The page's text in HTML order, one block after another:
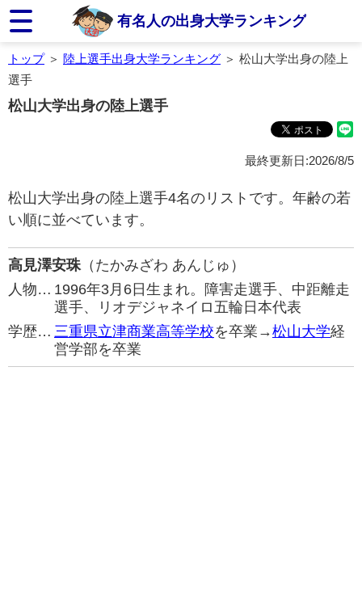
有名人の出身大学ランキング
トップ＞ 陸上選手出身大学ランキング ＞ 松山大学出身の陸上
選手
松山大学出身の陸上選手
最終更新日:2026/8/5
松山大学出身の陸上選手4名のリストです。年齢の若
い順に並べています。
高見澤安珠（たかみざわ あんじゅ）
人物… 1996年3月6日生まれ。障害走選手、中距離走
選手、リオデジャネイロ五輪日本代表
学歴… 三重県立津商業高等学校を卒業→松山大学経
営学部を卒業